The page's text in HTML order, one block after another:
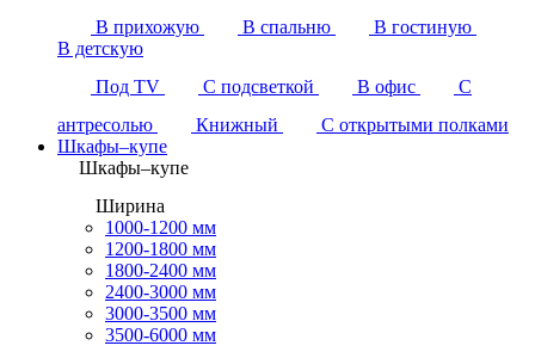
В прихожую
В спальню
В гостиную
В детскую
Под TV
С подсветкой В офис
С
антресолью
Книжный
С открытыми полками
Шкафы–купе
Шкафы–купе
Ширина
1000-1200 мм
1200-1800 мм
1800-2400 мм
2400-3000 мм
3000-3500 мм
3500-6000 мм